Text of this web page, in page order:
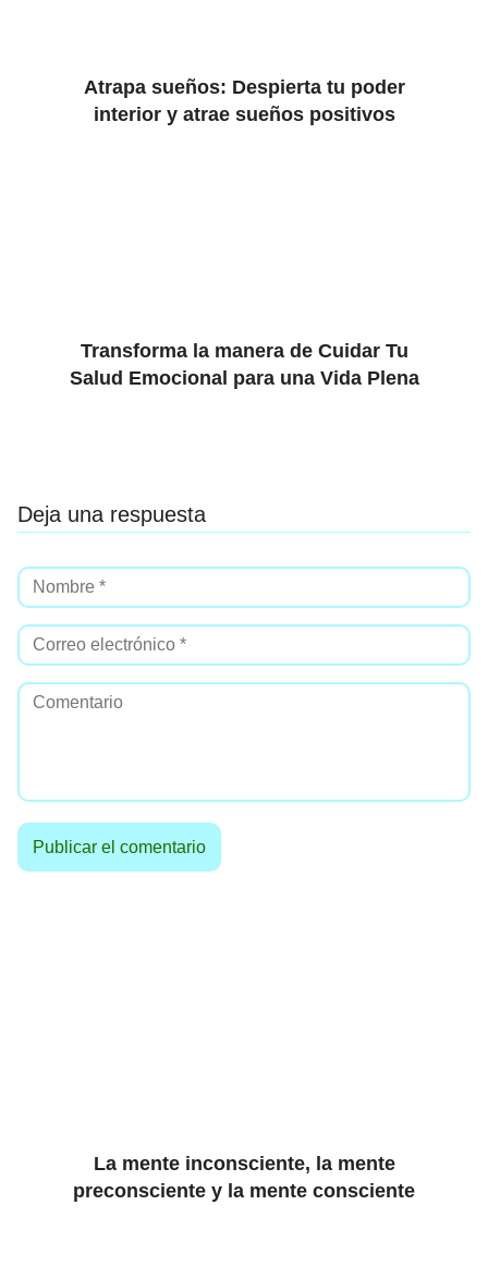
Atrapa sueños: Despierta tu poder
interior y atrae sueños positivos
Transforma la manera de Cuidar Tu
Salud Emocional para una Vida Plena
Deja una respuesta
La mente inconsciente, la mente
preconsciente y la mente consciente